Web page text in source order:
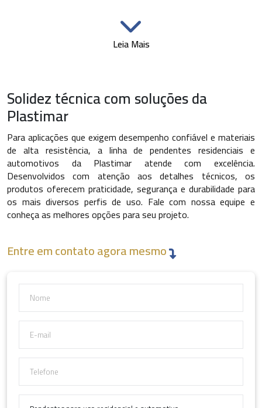
Além do design, é fundamental observar aspectos técnicos
como a resistência dos materiais e a compatibilidade elétrica.
Estruturas metálicas com acabamento em pintura
Conectividade versátil:podem ser instalados em
diferentes superfícies e sistemas de fixação.
Ampla compatibilidade: suportam lâmpadas LED,
halógenas e fluorescentes compactas.
Manutenção simplificada:permitem trocas rápidas de
lâmpadas e ajustes de altura.
Esse conjunto de benefícios torna os pendentes uma
alternativa eficaz para ambientes que valorizam funcionalidade
e design.
Soluções práticas para ambientes
automotivos
No universo automotivo, pendentes cumprem funções bem
distintas. Geralmente utilizados em oficinas, caminhões ou
espaços de manutenção, eles facilitam a conexão de fontes
de luz auxiliares e carregadores. A resistência mecânica e
térmica é indispensável nesse tipo de aplicação, já que o
equipamento precisa suportar variações de temperatura e
vibração constante.
Materiais isolantes de alta qualidade e conectores robustos
são requisitos essenciais para garantir o desempenho e a
Leia Mais
Solidez técnica com soluções da
Plastimar
Para aplicações que exigem desempenho confiável e materiais
de alta resistência, a linha de pendentes residenciais e
automotivos da Plastimar atende com excelência.
Desenvolvidos com atenção aos detalhes técnicos, os
produtos oferecem praticidade, segurança e durabilidade para
os mais diversos perfis de uso. Fale com nossa equipe e
conheça as melhores opções para seu projeto.
Entre em contato agora mesmo